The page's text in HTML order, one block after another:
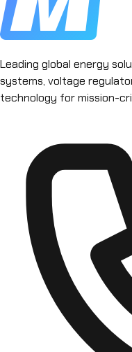
Leading global energy
systems, voltage
technology for mission-